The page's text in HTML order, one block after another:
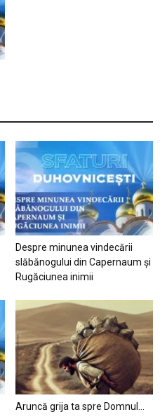
Despre minunea vindecării
slăbănogului din Capernaum și
Rugăciunea inimii
Aruncă grija ta spre Domnul…